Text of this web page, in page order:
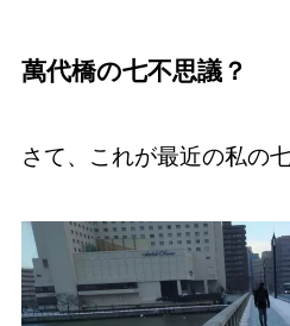
萬代橋の七不思議？
さて、これが最近の私の